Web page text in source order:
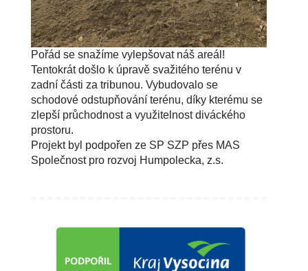
Pořád se snažíme vylepšovat náš areál!
Tentokrát došlo k úpravě svažitého terénu v
zadní části za tribunou. Vybudovalo se
schodové odstupňování terénu, díky kterému se
zlepší průchodnost a využitelnost diváckého
prostoru.
Projekt byl podpořen ze SP SZP přes MAS
Společnost pro rozvoj Humpolecka, z.s.